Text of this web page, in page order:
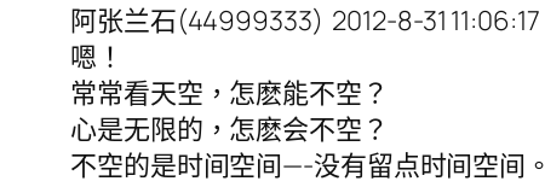
阿张兰石(44999333) 2012-8-31 11:06:17
嗯！
常常看天空，怎麽能不空？
心是无限的，怎麽会不空？
不空的是时间空间—-没有留点时间空间。